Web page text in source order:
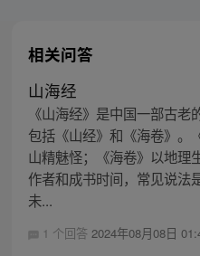
相关问答
山海经
《山海经》是中国一部古老
包括《山经》和《海卷》。
山精魅怪；《海卷》以地理
作者和成书时间，常见说法
未...
1 个回答 2024年08月08日